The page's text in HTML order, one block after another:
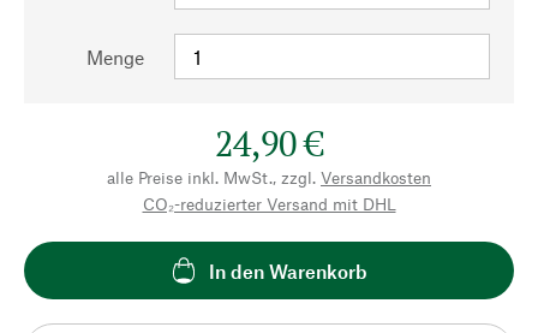
Menge
24,90 €
alle Preise inkl. MwSt., zzgl. Versandkosten
CO₂-reduzierter Versand mit DHL
In den Warenkorb